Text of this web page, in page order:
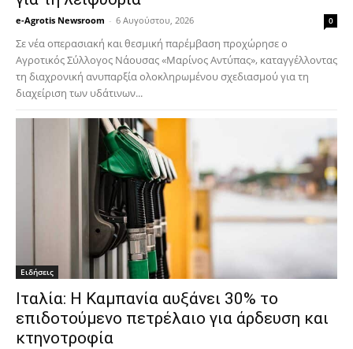
e-Agrotis Newsroom - 6 Αυγούστου, 2026 0
Σε νέα οπερασιακή και θεσμική παρέμβαση προχώρησε ο
Αγροτικός Σύλλογος Νάουσας «Μαρίνος Αντύπας», καταγγέλλοντας
τη διαχρονική ανυπαρξία ολοκληρωμένου σχεδιασμού για τη
διαχείριση των υδάτινων...
Ειδήσεις
Ιταλία: Η Καμπανία αυξάνει 30% το
επιδοτούμενο πετρέλαιο για άρδευση και
κτηνοτροφία